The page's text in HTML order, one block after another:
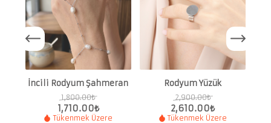
İncili Rodyum Şahmeran
1,800.00₺
1,710.00₺
Tükenmek Üzere
Rodyum Yüzük
2,900.00₺
2,610.00₺
Tükenmek Üzere